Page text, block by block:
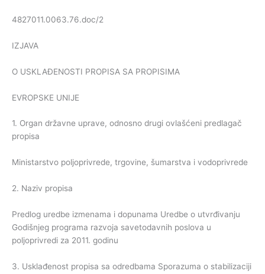
4827011.0063.76.doc/2
IZJAVA
O USKLAĐENOSTI PROPISA SA PROPISIMA
EVROPSKE UNIJE
1. Organ državne uprave, odnosno drugi ovlašćeni predlagač
propisa
Ministarstvo poljoprivrede, trgovine, šumarstva i vodoprivrede
2. Naziv propisa
Predlog uredbe izmenama i dopunama Uredbe o utvrđivanju
Godišnjeg programa razvoja savetodavnih poslova u
poljoprivredi za 2011. godinu
3. Usklađenost propisa sa odredbama Sporazuma o stabilizaciji